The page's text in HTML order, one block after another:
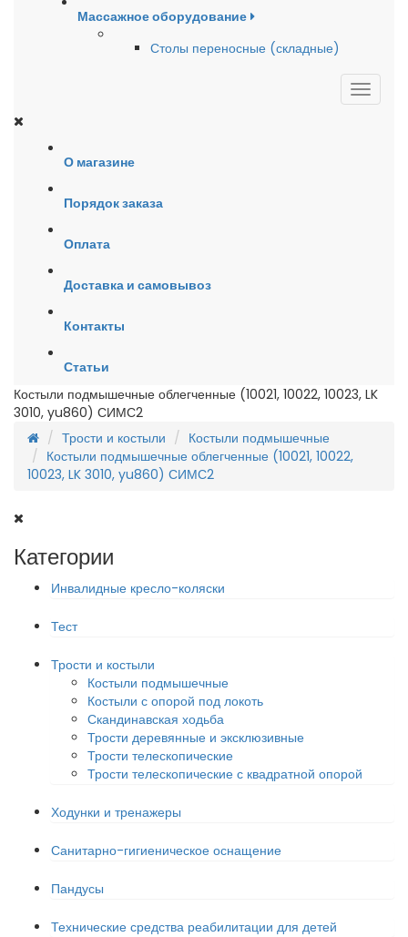
Массажное оборудование
Столы переносные (складные)
О магазине
Порядок заказа
Оплата
Доставка и самовывоз
Контакты
Статьи
Костыли подмышечные облегченные (10021, 10022, 10023, LK
3010, yu860) СИМС2
Трости и костыли
Костыли подмышечные
Костыли подмышечные облегченные (10021, 10022,
10023, LK 3010, yu860) СИМС2
Категории
Инвалидные кресло-коляски
Тест
Трости и костыли
Костыли подмышечные
Костыли с опорой под локоть
Скандинавская ходьба
Трости деревянные и эксклюзивные
Трости телескопические
Трости телескопические с квадратной опорой
Ходунки и тренажеры
Санитарно-гигиеническое оснащение
Пандусы
Технические средства реабилитации для детей